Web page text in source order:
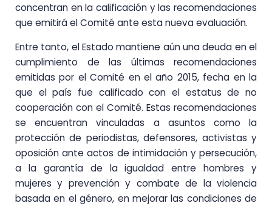
concentran en la calificación y las recomendaciones
que emitirá el Comité ante esta nueva evaluación.
Entre tanto, el Estado mantiene aún una deuda en el
cumplimiento de las últimas recomendaciones
emitidas por el Comité en el año 2015, fecha en la
que el país fue calificado con el estatus de no
cooperación con el Comité. Estas recomendaciones
se encuentran vinculadas a asuntos como la
protección de periodistas, defensores, activistas y
oposición ante actos de intimidación y persecución,
a la garantía de la igualdad entre hombres y
mujeres y prevención y combate de la violencia
basada en el género, en mejorar las condiciones de